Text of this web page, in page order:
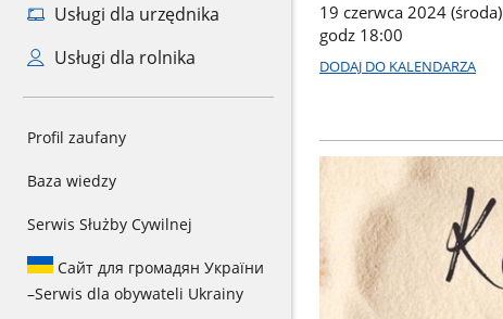
Usługi dla urzędnika
Usługi dla rolnika
Profil zaufany
Baza wiedzy
Serwis Służby Cywilnej
Сайт для громадян України
–Serwis dla obywateli Ukrainy
19 czerwca 2024 (środa)
godz 18:00
DODAJ DO KALENDARZA